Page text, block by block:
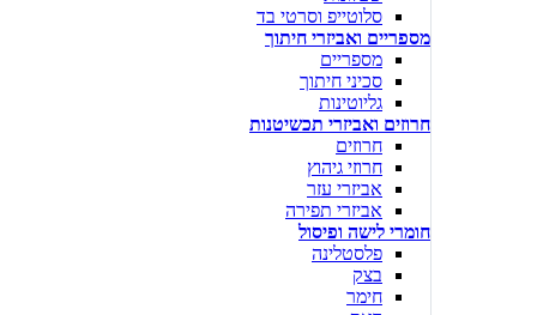
סלוטייפ וסרטי בד
מספריים ואביזרי חיתוך
מספריים
סכיני חיתוך
גליוטינות
חרוזים ואביזרי תכשיטנות
חרוזים
חרוזי גיהוץ
אביזרי עזר
אביזרי תפירה
חומרי לישה ופיסול
פלסטלינה
בצק
חימר